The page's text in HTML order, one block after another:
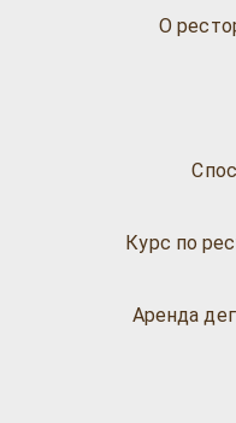
О
Курс по
Аренда